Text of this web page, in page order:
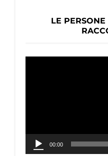
LE
00:00